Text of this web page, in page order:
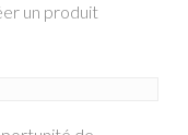
un produit